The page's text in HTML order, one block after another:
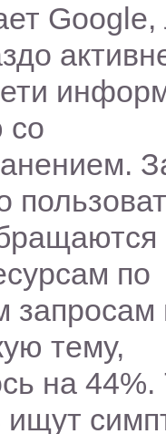
со
по
запросам
тему,
на 44%.
ищут